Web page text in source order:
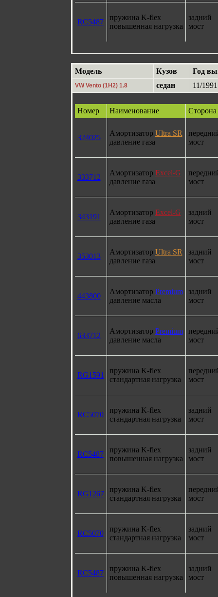
RC5487
пружина K-flex
повышенная нагрузка
задний
мост
Модель Кузов Год
VW Vento (1H2) 1.8 седан 11/
Номер Наименование Сторона
324025
Амортизатор Ultra SR
давление газа
мост
333712
Амортизатор Excel-G
давление газа
мост
343191
Амортизатор Excel-G
давление газа
задний
мост
353013
Амортизатор Ultra SR
давление газа
задний
мост
443800
Амортизатор Premium
давление масла
задний
мост
633712
Амортизатор Premium
давление масла
мост
RG1591
пружина K-flex
стандартная нагрузка
мост
RC5070
пружина K-flex
стандартная нагрузка
задний
мост
RC5487
пружина K-flex
повышенная нагрузка
задний
мост
RG1267
пружина K-flex
стандартная нагрузка
мост
RC5070
пружина K-flex
стандартная нагрузка
задний
мост
RC5487
пружина K-flex
повышенная нагрузка
задний
мост